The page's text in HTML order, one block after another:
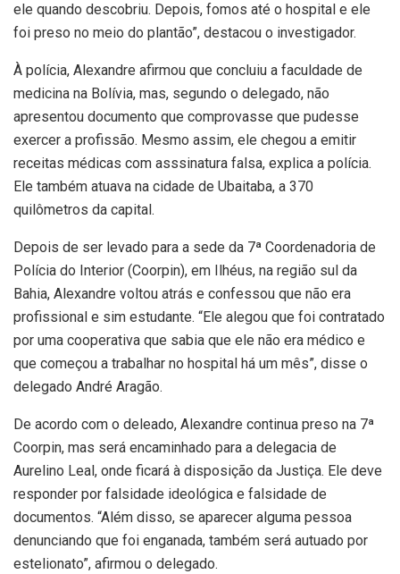
ele quando descobriu. Depois, fomos até o hospital e ele
foi preso no meio do plantão”, destacou o investigador.
À polícia, Alexandre afirmou que concluiu a faculdade de
medicina na Bolívia, mas, segundo o delegado, não
apresentou documento que comprovasse que pudesse
exercer a profissão. Mesmo assim, ele chegou a emitir
receitas médicas com asssinatura falsa, explica a polícia.
Ele também atuava na cidade de Ubaitaba, a 370
quilômetros da capital.
Depois de ser levado para a sede da 7ª Coordenadoria de
Polícia do Interior (Coorpin), em Ilhéus, na região sul da
Bahia, Alexandre voltou atrás e confessou que não era
profissional e sim estudante. “Ele alegou que foi contratado
por uma cooperativa que sabia que ele não era médico e
que começou a trabalhar no hospital há um mês”, disse o
delegado André Aragão.
De acordo com o deleado, Alexandre continua preso na 7ª
Coorpin, mas será encaminhado para a delegacia de
Aurelino Leal, onde ficará à disposição da Justiça. Ele deve
responder por falsidade ideológica e falsidade de
documentos. “Além disso, se aparecer alguma pessoa
denunciando que foi enganada, também será autuado por
estelionato”, afirmou o delegado.